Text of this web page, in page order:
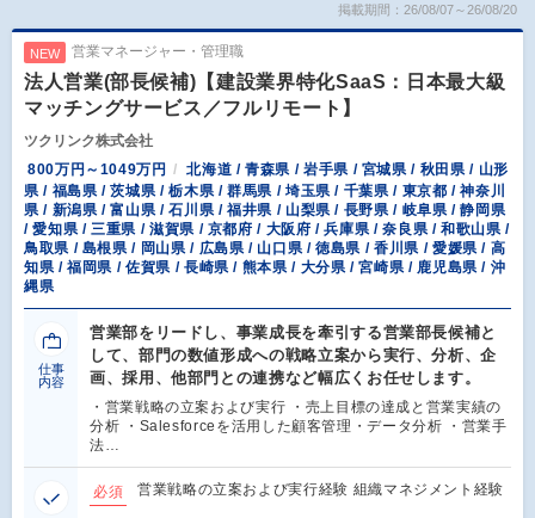
掲載期間：26/08/07～26/08/20
NEW 営業マネージャー・管理職
法人営業(部長候補)【建設業界特化SaaS：日本最大級
マッチングサービス／フルリモート】
ツクリンク株式会社
800万円～1049万円
北海道 / 青森県 / 岩手県 / 宮城県 / 秋田県 / 山形
県 / 福島県 / 茨城県 / 栃木県 / 群馬県 / 埼玉県 / 千葉県 / 東京都 / 神奈川
県 / 新潟県 / 富山県 / 石川県 / 福井県 / 山梨県 / 長野県 / 岐阜県 / 静岡県
/ 愛知県 / 三重県 / 滋賀県 / 京都府 / 大阪府 / 兵庫県 / 奈良県 / 和歌山県 /
鳥取県 / 島根県 / 岡山県 / 広島県 / 山口県 / 徳島県 / 香川県 / 愛媛県 / 高
知県 / 福岡県 / 佐賀県 / 長崎県 / 熊本県 / 大分県 / 宮崎県 / 鹿児島県 / 沖
縄県
仕事
内容
営業部をリードし、事業成長を牽引する営業部長候補と
して、部門の数値形成への戦略立案から実行、分析、企
画、採用、他部門との連携など幅広くお任せします。
・営業戦略の立案および実行 ・売上目標の達成と営業実績の
分析 ・Salesforceを活用した顧客管理・データ分析 ・営業手
法…
必須 営業戦略の立案および実行経験 組織マネジメント経験